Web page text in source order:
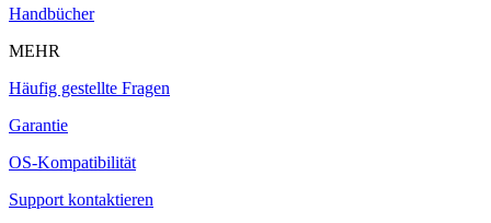
Handbücher
MEHR
Häufig gestellte Fragen
Garantie
OS-Kompatibilität
Support kontaktieren